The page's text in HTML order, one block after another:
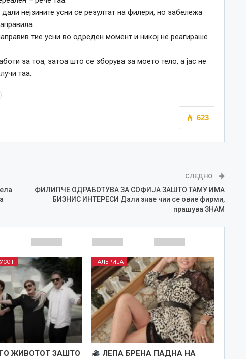
нејзините усни се резултат на филери, но забележа
тие усни во одреден момент и никој не реагираше
за тоа, затоа што се зборува за моето тело, а јас не
таа.
623
СЛЕДНО
ФИЛИПЧЕ ОДРАБОТУВА ЗА СОФИЈА ЗАШТО ТАМУ ИМА
БИЗНИС ИНТЕРЕСИ Дали знае чии се овие фирми,
прашува ЗНАМ
ЖИВОТОТ ЗАШТО
ГАЛЕРИЈА
ЛЕПА БРЕНА ПАДНА НА